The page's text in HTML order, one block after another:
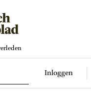
Inloggen